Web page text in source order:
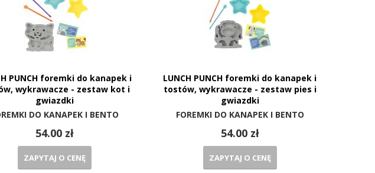
PUNCH foremki do kanapek i
wykrawacze - zestaw kot i
gwiazdki
DO KANAPEK I BENTO
54.00 zł
ZAPYTAJ O CENĘ
LUNCH PUNCH foremki do kanapek i
tostów, wykrawacze - zestaw pies i
gwiazdki
FOREMKI DO KANAPEK I BENTO
54.00 zł
ZAPYTAJ O CENĘ